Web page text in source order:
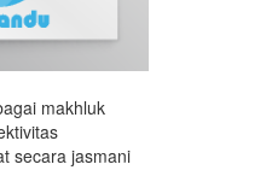
makhluk
secara jasmani